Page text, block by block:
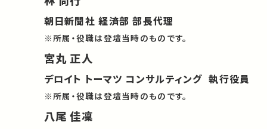
朝日新聞社 経済部 部長代理
※所属・役職は登壇当時のものです。
宮丸 正人
デロイト トーマツ コンサルティング 執行役員
※所属・役職は登壇当時のものです。
八尾 佳凜